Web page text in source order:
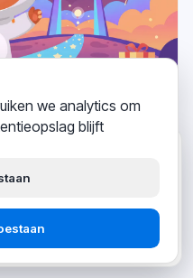
stappenplan van KvK
verkopers
we analytics om
blijft